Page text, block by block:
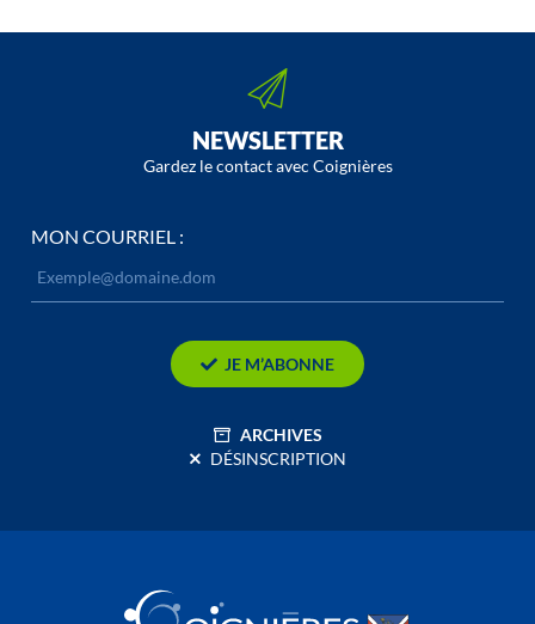
NEWSLETTER
Gardez le contact avec Coignières
MON COURRIEL :
JE M’ABONNE
ARCHIVES
DÉSINSCRIPTION